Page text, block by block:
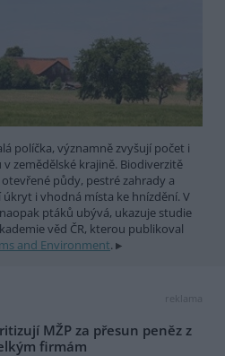
políčka, významně zvyšují počet i
zemědělské krajině. Biodiverzitě
půdy, pestré zahrady a
i vhodná místa ke hnízdění. V
ptáků ubývá, ukazuje studie
věd ČR, kterou publikoval
and Environment.
reklama
MŽP za přesun peněz z
firmám